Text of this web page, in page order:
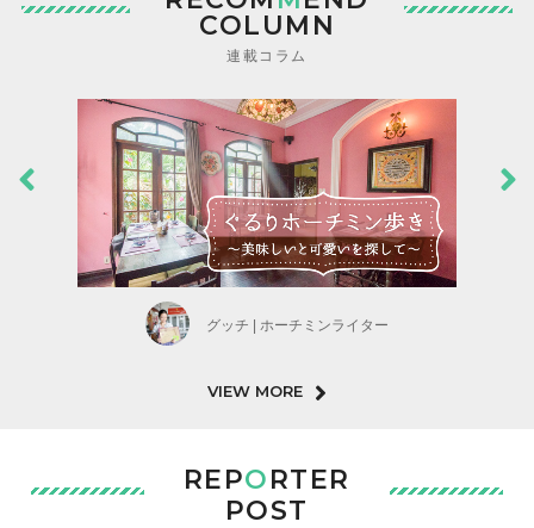
COLUMN
連載コラム
グッチ | ホーチミンライター
VIEW MORE
REPORTER
POST